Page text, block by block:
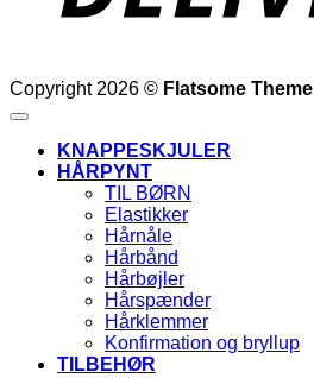
Copyright 2026 © Flatsome Theme
KNAPPESKJULER
HÅRPYNT
TIL BØRN
Elastikker
Hårnåle
Hårbånd
Hårbøjler
Hårspænder
Hårklemmer
Konfirmation og bryllup
TILBEHØR